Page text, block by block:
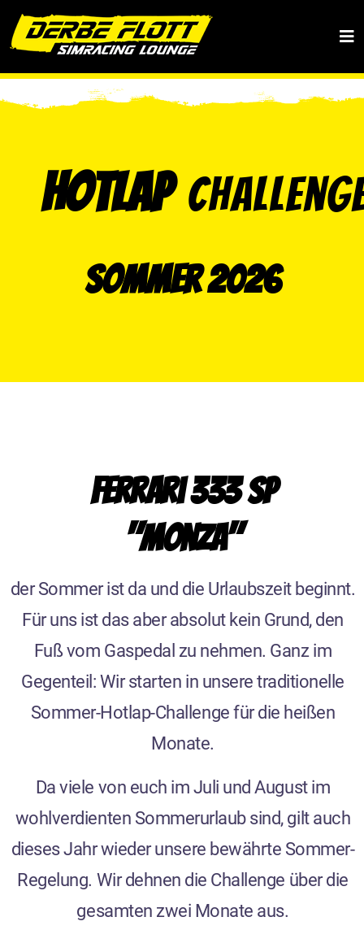
Hotlap
Sommer 2026
Ferrari 333 SP
"Monza"
der Sommer ist da und die Urlaubszeit beginnt.
Für uns ist das aber absolut kein Grund, den
Fuß vom Gaspedal zu nehmen. Ganz im
Gegenteil: Wir starten in unsere traditionelle
Sommer-Hotlap-Challenge für die heißen
Monate.
Da viele von euch im Juli und August im
wohlverdienten Sommerurlaub sind, gilt auch
dieses Jahr wieder unsere bewährte Sommer-
Regelung. Wir dehnen die Challenge über die
gesamten zwei Monate aus.